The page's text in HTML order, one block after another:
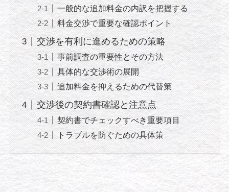
一般的な追加料金の内訳を把握する
料金交渉で重要な確認ポイント
交渉を有利に進めるための策略
事前調査の重要性とその方法
具体的な交渉術の展開
追加料金を抑えるための代替策
交渉後の契約書確認と注意点
契約書でチェックすべき重要項目
トラブルを防ぐための具体策